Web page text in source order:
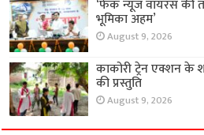
‘फेक न्यूज वायरस की
भूमिका अहम’
August 9, 2026
काकोरी ट्रेन एक्शन के
की प्रस्तुति
August 9, 2026